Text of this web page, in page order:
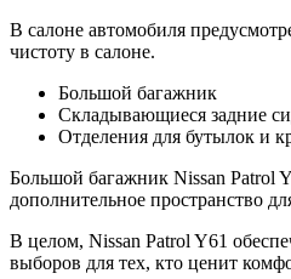
В салоне автомобиля
чистоту в салоне.
Большой багажник
Складывающиеся задние
Отделения для бутылок и
Большой багажник Nissan Patrol
дополнительное пространство
В целом, Nissan Patrol Y61
выборов для тех, кто ценит